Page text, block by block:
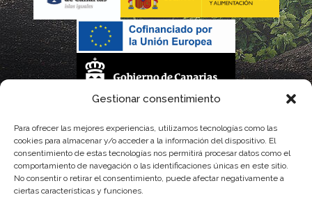
Gestionar consentimiento
Para ofrecer las mejores experiencias, utilizamos tecnologías como las
cookies para almacenar y/o acceder a la información del dispositivo. El
consentimiento de estas tecnologías nos permitirá procesar datos como el
comportamiento de navegación o las identificaciones únicas en este sitio.
No consentir o retirar el consentimiento, puede afectar negativamente a
ciertas características y funciones.
parcialmente, por el Gobierno de Canarias
con fondos provenientes del presupuesto de gastos del Instituto Canario de
Calidad Agroalimentaria